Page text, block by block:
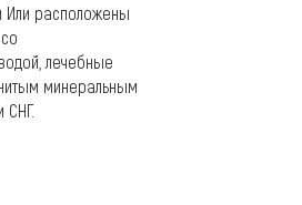
Или расположены
лечебные
минеральным
СНГ.